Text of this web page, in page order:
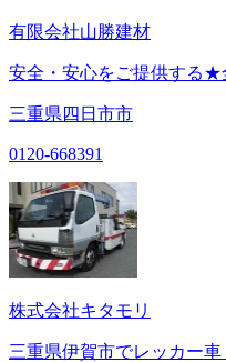
有限会社山勝建材
安全・安心をご提供する★
三重県四日市市
0120-668391
株式会社キタモリ
三重県伊賀市でレッカー